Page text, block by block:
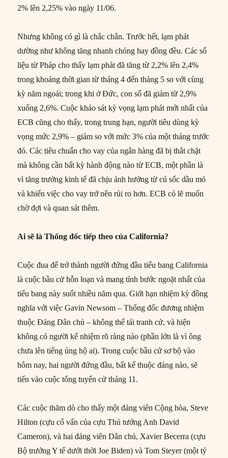
2% lên 2,25% vào ngày 11/06.
Nhưng không có gì là chắc chắn. Trước hết, lạm phát
dường như không tăng nhanh chóng hay đồng đều. Các số
liệu từ Pháp cho thấy lạm phát đã tăng từ 2,2% lên 2,4%
trong khoảng thời gian từ tháng 4 đến tháng 5 so với cùng
kỳ năm ngoái; trong khi ở Đức, con số đã giảm từ 2,9%
xuống 2,6%. Cuộc khảo sát kỳ vọng lạm phát mới nhất của
ECB cũng cho thấy, trong trung hạn, người tiêu dùng kỳ
vọng mức 2,9% – giảm so với mức 3% của một tháng trước
đó. Các tiêu chuẩn cho vay của ngân hàng đã bị thắt chặt
mà không cần bất kỳ hành động nào từ ECB, một phần là
vì tăng trưởng kinh tế đã chịu ảnh hưởng từ cú sốc dầu mỏ
và khiến việc cho vay trở nên rủi ro hơn. ECB có lẽ muốn
chờ đợi và quan sát thêm.
Ai sẽ là Thống đốc tiếp theo của California?
Cuộc đua để trở thành người đứng đầu tiểu bang California
là cuộc bầu cử hỗn loạn và mang tính bước ngoặt nhất của
tiểu bang này suốt nhiều năm qua. Giới hạn nhiệm kỳ đồng
nghĩa với việc Gavin Newsom – Thống đốc đương nhiệm
thuộc Đảng Dân chủ – không thể tái tranh cử, và hiện
không có người kế nhiệm rõ ràng nào (phần lớn là vì ông
chưa lên tiếng ủng hộ ai). Trong cuộc bầu cử sơ bộ vào
hôm nay, hai người đứng đầu, bất kể thuộc đảng nào, sẽ
tiến vào cuộc tổng tuyển cử tháng 11.
Các cuộc thăm dò cho thấy một đảng viên Cộng hòa, Steve
Hilton (cựu cố vấn của cựu Thủ tướng Anh David
Cameron), và hai đảng viên Dân chủ, Xavier Becerra (cựu
Bộ trưởng Y tế dưới thời Joe Biden) và Tom Steyer (một tỷ